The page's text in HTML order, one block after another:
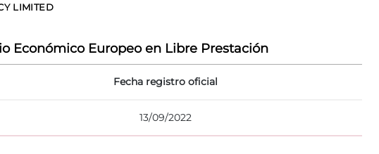
LIMITED
Económico Europeo en Libre Prestación
Fecha registro oficial
13/09/2022